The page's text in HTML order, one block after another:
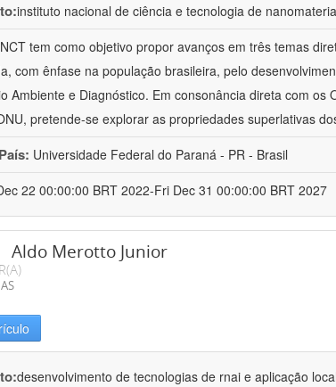
instituto nacional de ciência e tecnologia de
tem como objetivo propor avanços em três temas
com ênfase na população brasileira, pelo
Ambiente e Diagnóstico. Em consonância direta com os
pretende-se explorar as propriedades superlativas
Universidade Federal do Paraná - PR - Brasil
22 00:00:00 BRT 2022-Fri Dec 31 00:00:00 BRT 2027
Aldo Merotto Junior
desenvolvimento de tecnologias de rnai e aplicação